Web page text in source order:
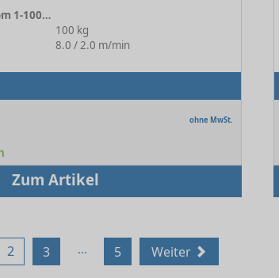
Elektrokettenzug DC-Com 1-100 1/1 H4 V8/2
100 kg
8.0 / 2.0 m/min
ohne MwSt.
Zum Artikel
2 3 ... 5 Weiter